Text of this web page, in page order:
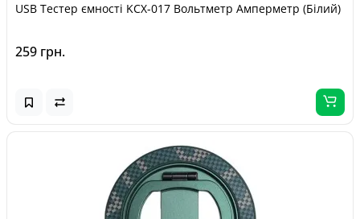
USB Тестер ємності KCX-017 Вольтметр Амперметр (Білий)
259 грн.